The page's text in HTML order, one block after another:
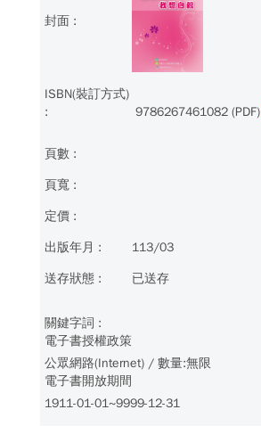
9786267461082 (PDF)
113/03
已送存
電子書授權政策
公眾網路(Internet) / 數量:無限
電子書開放期間
1911-01-01~9999-12-31